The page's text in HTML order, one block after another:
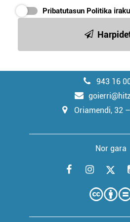
Pribatutasun Politika
943 16
Oriamendi, 32
Nor gara